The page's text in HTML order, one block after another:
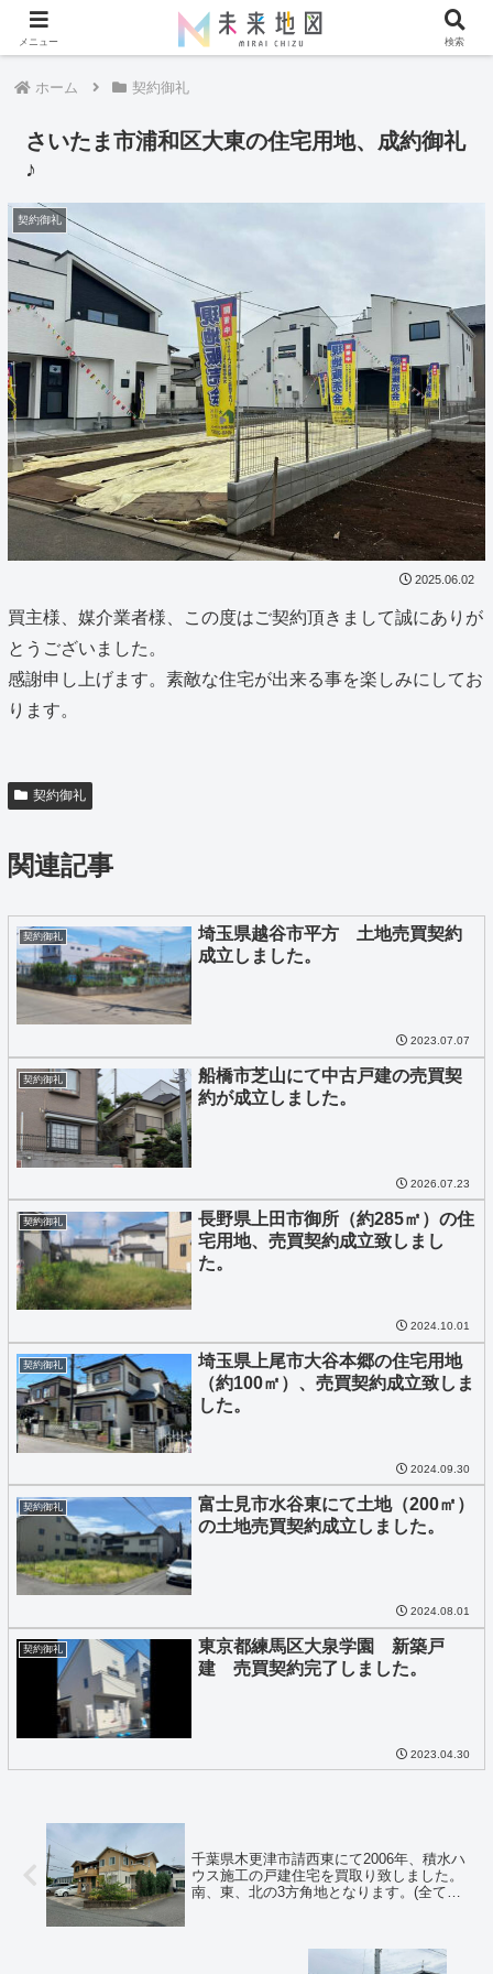
ホーム 契約御礼
さいたま市浦和区大東の住宅用地、成約御礼
♪
契約御礼
2025.06.02
買主様、媒介業者様、この度はご契約頂きまして誠にありが
とうございました。
感謝申し上げます。素敵な住宅が出来る事を楽しみにしてお
ります。
契約御礼
関連記事
契約御礼
埼玉県越谷市平方 土地売買契約
成立しました。
2023.07.07
契約御礼
船橋市芝山にて中古戸建の売買契
約が成立しました。
2026.07.23
契約御礼
長野県上田市御所（約285㎡）の住
宅用地、売買契約成立致しまし
た。
2024.10.01
契約御礼
埼玉県上尾市大谷本郷の住宅用地
（約100㎡）、売買契約成立致しま
した。
2024.09.30
契約御礼
富士見市水谷東にて土地（200㎡）
の土地売買契約成立しました。
2024.08.01
契約御礼
東京都練馬区大泉学園 新築戸
建 売買契約完了しました。
2023.04.30
千葉県木更津市請西東にて2006年、積水ハ
ウス施工の戸建住宅を買取り致しました。
南、東、北の3方角地となります。(全て公
メニュー 検索